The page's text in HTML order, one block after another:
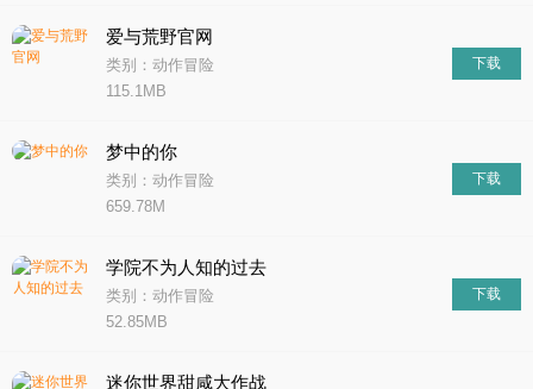
爱与荒野官网
类别：动作冒险
115.1MB
下载
​梦中的你
类别：动作冒险
659.78M
下载
学院不为人知的过去
类别：动作冒险
52.85MB
下载
迷你世界甜咸大作战